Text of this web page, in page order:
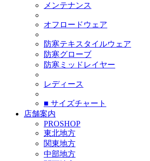
メンテナンス
オフロードウェア
防寒テキスタイルウェア
防寒グローブ
防寒ミッドレイヤー
レディース
■ サイズチャート
店舗案内
PROSHOP
東北地方
関東地方
中部地方